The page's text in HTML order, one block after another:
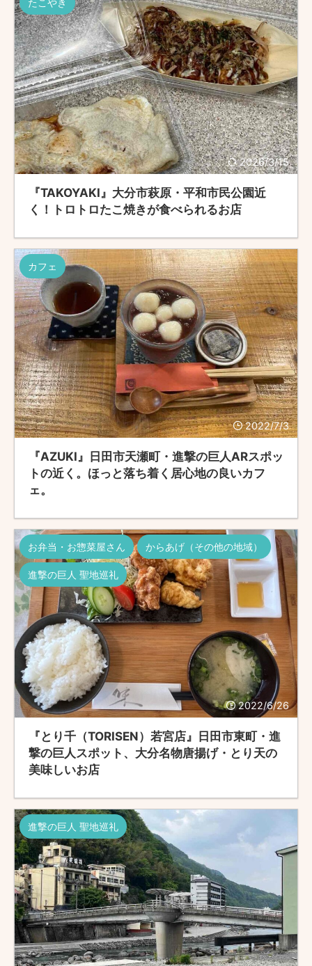
2026/3/15
たこやき
『TAKOYAKI』大分市萩原・平和市民公園近
く！トロトロたこ焼きが食べられるお店
2022/7/3
カフェ
『AZUKI』日田市天瀬町・進撃の巨人ARスポッ
トの近く。ほっと落ち着く居心地の良いカフ
ェ。
2022/6/26
お弁当・お惣菜屋さん からあげ（その他の地域）
進撃の巨人 聖地巡礼
『とり千（TORISEN）若宮店』日田市東町・進
撃の巨人スポット、大分名物唐揚げ・とり天の
美味しいお店
進撃の巨人 聖地巡礼